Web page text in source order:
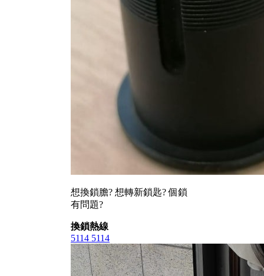
想換鎖膽? 想轉新鎖匙? 個鎖
有問題?
換鎖熱線
5114 5114